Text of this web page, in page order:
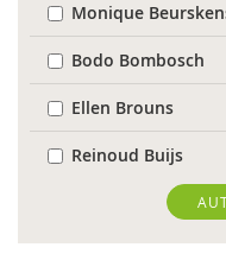
Monique
Bodo Bombosch
Ellen Brouns
Reinoud Buijs
Evelien Coppens
Dirk Corstens